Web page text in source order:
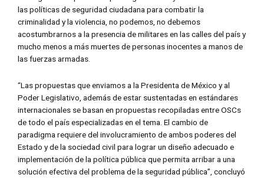
las políticas de seguridad ciudadana para combatir la
criminalidad y la violencia, no podemos, no debemos
acostumbrarnos a la presencia de militares en las calles del país y
mucho menos a más muertes de personas inocentes a manos de
las fuerzas armadas.
“Las propuestas que enviamos a la Presidenta de México y al
Poder Legislativo, además de estar sustentadas en estándares
internacionales se basan en propuestas recopiladas entre OSCs
de todo el país especializadas en el tema. El cambio de
paradigma requiere del involucramiento de ambos poderes del
Estado y de la sociedad civil para lograr un diseño adecuado e
implementación de la política pública que permita arribar a una
solución efectiva del problema de la seguridad pública”, concluyó